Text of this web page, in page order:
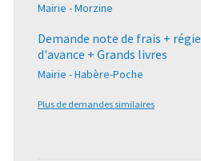
Mairie - Morzine
Demande note de frais + régie
d'avance + Grands livres
Mairie - Habère-Poche
Plus de demandes similaires